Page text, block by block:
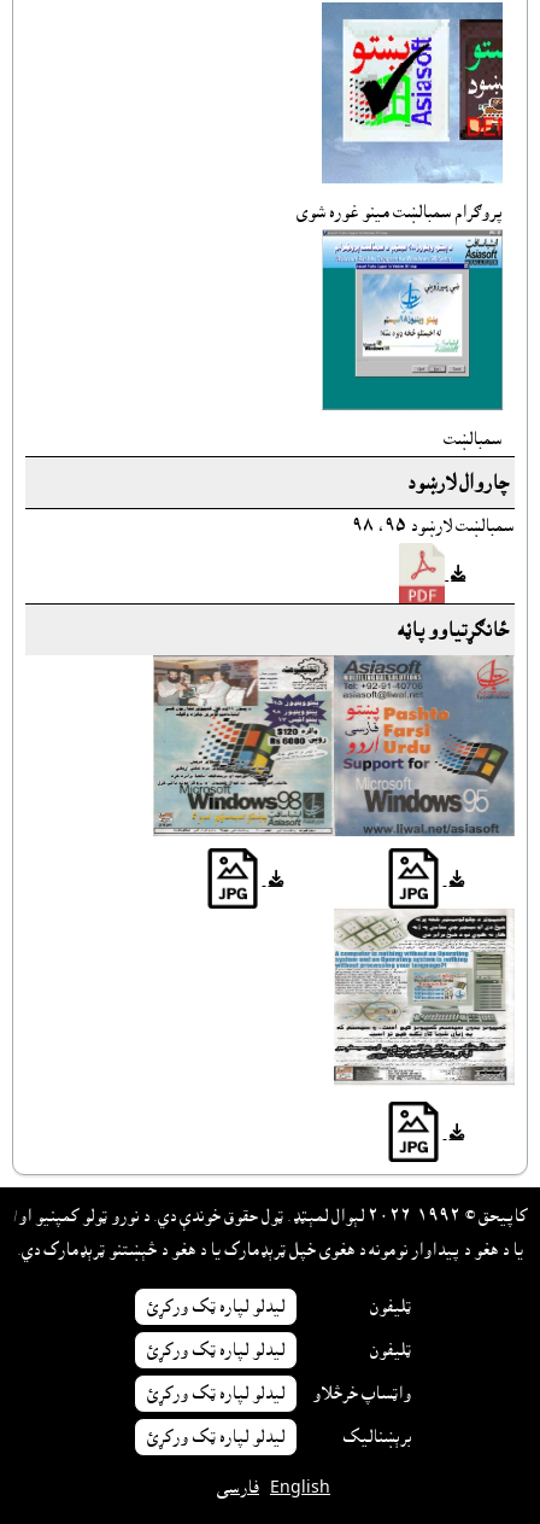
پروګرام سمبالښت مينو غوره شوى
سمبالښت
چاروال لارښود
سمبالښت لارښود ٩٥، ٩٨
ځانګړتياوو پاڼه
کاپيحق © ١٩٩٢-٢٠٢٦ لېوال لمېټډ. ټول حقوق خوندې دي. د نورو ټولو کمپنيو او/
يا د هغو د پيداوار نومونه د هغوى خپل ټرېډمارک يا د هغو د څېښتنو ټرېډمارک دي.
ټليفون ليدلو لپاره ټک ورکړئ
ټليفون ليدلو لپاره ټک ورکړئ
واټساپ خرڅلاو ليدلو لپاره ټک ورکړئ
برېښناليک ليدلو لپاره ټک ورکړئ
English فارسی